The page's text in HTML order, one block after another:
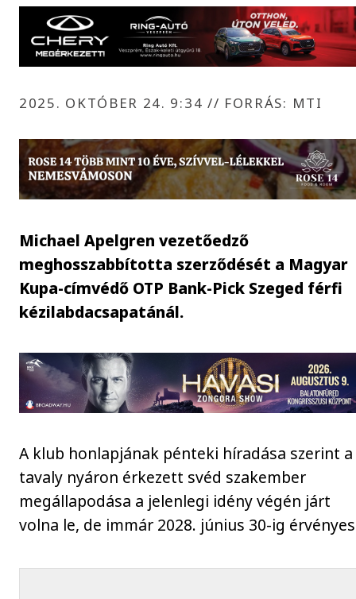
2025. OKTÓBER 24. 9:34 // FORRÁS: MTI
Michael Apelgren vezetőedző
meghosszabbította szerződését a Magyar
Kupa-címvédő OTP Bank-Pick Szeged férfi
kézilabdacsapatánál.
A klub honlapjának pénteki híradása szerint a
tavaly nyáron érkezett svéd szakember
megállapodása a jelenlegi idény végén járt
volna le, de immár 2028. június 30-ig